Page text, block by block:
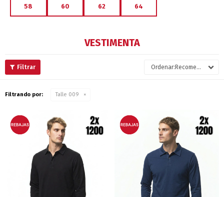
58 60 62 64
VESTIMENTA
Recomendados
Filtrando por: Talle 009